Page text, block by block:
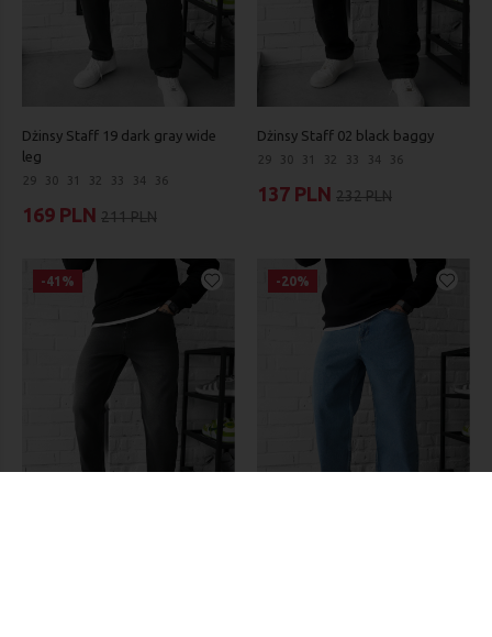
Dżinsy Staff 19 dark gray wide
leg
29 30 31 32 33 34 36
169 PLN 211 PLN
Dżinsy Staff 02 black baggy
29 30 31 32 33 34 36
137 PLN 232 PLN
-41% -20%